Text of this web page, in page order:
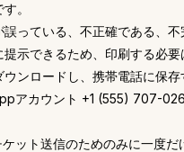
。
っている、不正確である、
示できるため、印刷する必
ンロードし、携帯電話に保存
アカウント +1 (555) 707-
ット送信のためのみに一度だ